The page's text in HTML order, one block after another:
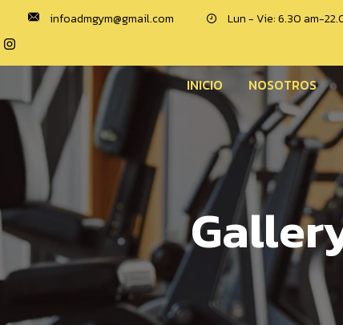
infoadmgym@gmail.com
Lun - Vie: 6.30 am-
INICIO NOSOTROS